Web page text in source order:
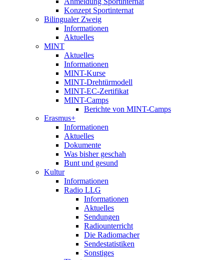
Konzept Sportinternat
Bilingualer Zweig
Informationen
Aktuelles
MINT
Aktuelles
Informationen
MINT-Kurse
MINT-Drehtürmodell
MINT-EC-Zertifikat
MINT-Camps
Berichte von MINT-Camps
Erasmus+
Informationen
Aktuelles
Dokumente
Was bisher geschah
Bunt und gesund
Kultur
Informationen
Radio LLG
Informationen
Aktuelles
Sendungen
Radiounterricht
Die Radiomacher
Sendestatistiken
Sonstiges